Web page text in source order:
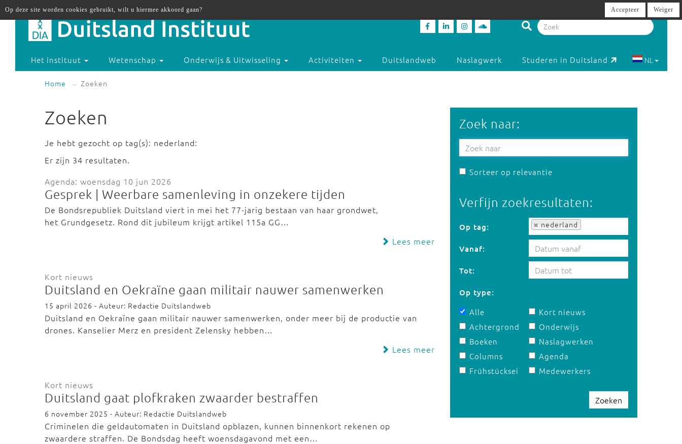
Het instituut Wetenschap Onderwijs & Uitwisseling Activiteiten Duitslandweb Naslagwerk Studeren in Duitsland NL
Home Zoeken
Zoeken
Je hebt gezocht op tag(s): nederland:
Er zijn 34 resultaten.
Agenda: woensdag 10 jun 2026
Gesprek | Weerbare samenleving in onzekere tijden
De Bondsrepubliek Duitsland viert in mei het 77-jarig bestaan van haar grondwet,
het Grundgesetz. Rond dit jubileum krijgt artikel 115a GG…
Lees meer
Kort nieuws
Duitsland en Oekraïne gaan militair nauwer samenwerken
15 april 2026 - Auteur: Redactie Duitslandweb
Duitsland en Oekraïne gaan militair nauwer samenwerken, onder meer bij de productie van
drones. Kanselier Merz en president Zelensky hebben…
Lees meer
Kort nieuws
Duitsland gaat plofkraken zwaarder bestraffen
6 november 2025 - Auteur: Redactie Duitslandweb
Criminelen die geldautomaten in Duitsland opblazen, kunnen binnenkort rekenen op
zwaardere straffen. De Bondsdag heeft woensdagavond met een…
Zoek naar:
Sorteer op relevantie
Verfijn zoekresultaten:
Op tag: nederland
Op tag:
Vanaf:
Tot:
Op type:
Alle
Achtergrond
Boeken
Columns
Frühstücksei
Kort nieuws
Onderwijs
Naslagwerken
Agenda
Medewerkers
Zoeken
Op deze site worden cookies gebruikt, wilt u hiermee akkoord gaan? Accepteer Weiger